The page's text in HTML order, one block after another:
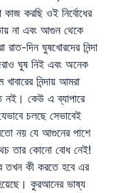
করছি ওই নির্বোধের
না এবং আগুন থেকে
দিন ঘুষখোরদের নিন্দা
ঘুষ নিই এবং অনেক
নিন্দায় আমরা
নই। কেউ এ ব্যাপারে
চলছে সেভাবেই
নয় যে আগুনের পাশে
তার কোনো বোধ নেই!
তখন কী করতে হবে এর
কুরআনের ভাষ্য